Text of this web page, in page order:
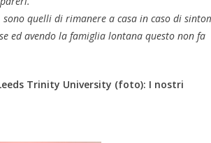
quelli di rimanere a casa in caso di
ed avendo la famiglia lontana questo non fa
Trinity University (foto): I nostri